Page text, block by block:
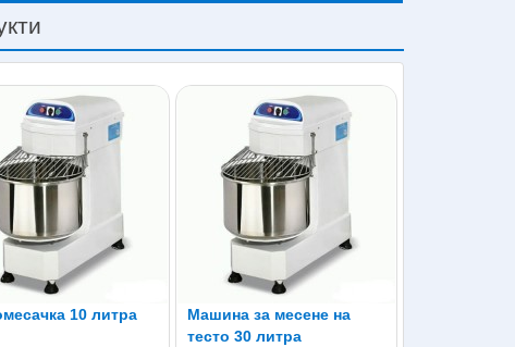
10 литра
Машина за месене на
тесто 30 литра